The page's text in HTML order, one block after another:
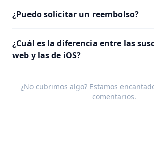
¿Puedo solicitar un reembolso?
¿Cuál es la diferencia entre las
web y las de iOS?
¿No cubrimos algo? Estamos
comentarios.